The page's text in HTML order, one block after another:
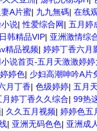
A片蜜| 九九無碼| 在线
说|性爱综合网| 五月婷
日韩精品VIP| 亚洲激情综
精品视频| 婷婷丁香六月
说首页-五月天激激婷
婷色| 少妇高潮呻吟A片
月丁香| 色级婷婷| 五月
月婷丁香久久综合| 99热
| 久久五月视频| 婷婷色五
| 亚洲无码色色| 亚洲成